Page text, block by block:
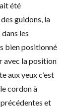
été
guidons, la
les
bien positionné
avec la position
aux yeux c’est
cordon à
et